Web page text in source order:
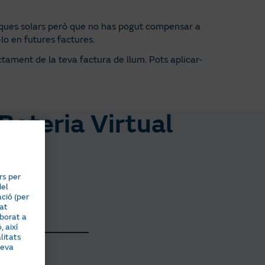
període de
cas, al valor
amb la Tarifa
solars però que no has pogut compensar a
en futures factures.
de la teva factura de llum. Pots aplicar-
Virtual
per
(per
a
així